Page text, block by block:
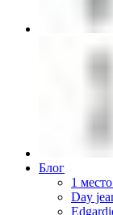
Блог
1
Day